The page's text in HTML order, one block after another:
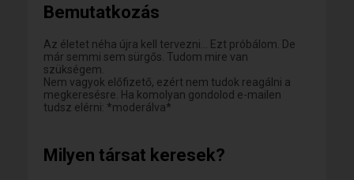
Bemutatkozás
Az életet néha újra kell tervezni... Ezt próbálom. De
már semmi sem sürgős. Tudom mire van
szükségem.
Nem vagyok előfizető, ezért nem tudok reagálni a
megkeresésre. Ha komolyan gondolod e-mailen
tudsz elérni: *moderálva*
Milyen társat keresek?